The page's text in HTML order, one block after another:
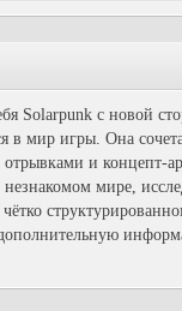
Solarpunk с новой
в мир игры. Она
и концепт-
мире,